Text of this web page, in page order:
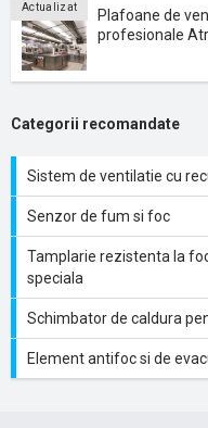
Actualizat
Plafoane de
profesionale
Categorii recomandate
Sistem de ventilatie cu
Senzor de fum si foc
Tamplarie rezistenta la
speciala
Schimbator de caldura
Element antifoc si de